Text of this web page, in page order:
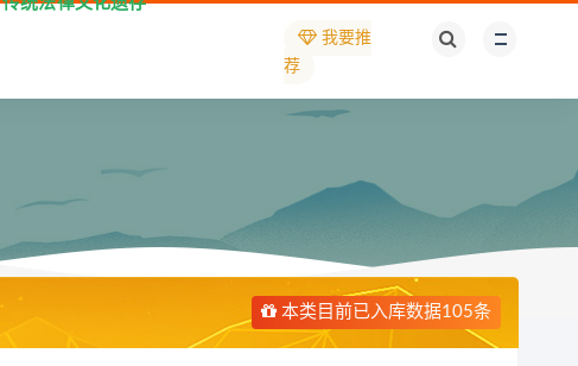
我要推
荐
本类目前已入库数据105条